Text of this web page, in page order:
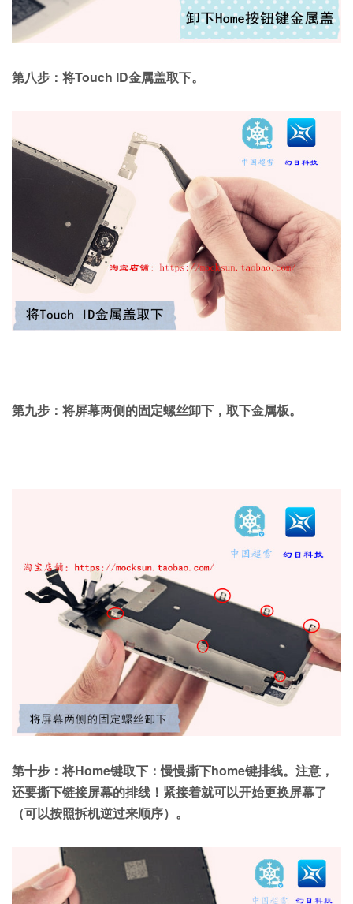
第八步：将Touch ID金属盖取下。
第九步：将屏幕两侧的固定螺丝卸下，取下金属板。
第十步：将Home键取下：慢慢撕下home键排线。注意，
还要撕下链接屏幕的排线！紧接着就可以开始更换屏幕了
（可以按照拆机逆过来顺序）。